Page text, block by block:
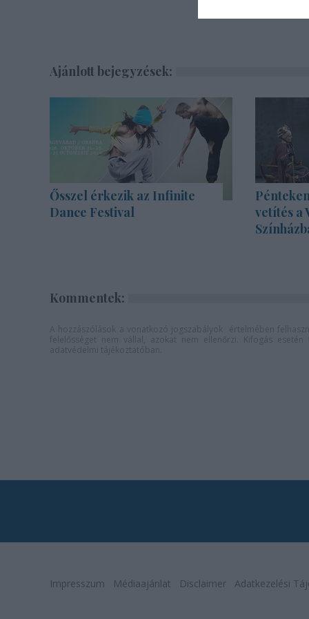
Ajánlott bejegyzések:
Ősszel érkezik az Infinite
Dance Festival
vetítés a
Kommentek:
Impresszum Médiaajánlat Disclaimer Adatkezelési